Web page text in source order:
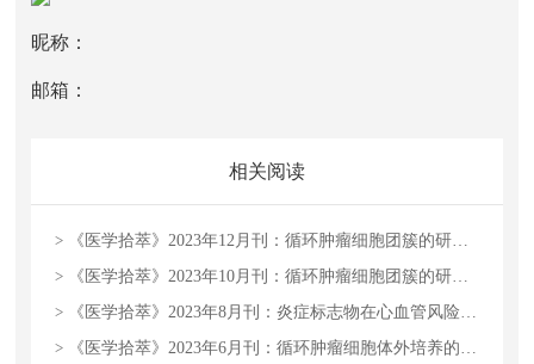
昵称：
邮箱：
相关阅读
>《医学拾萃》2023年12月刊：循环肿瘤细胞团簇的研究进展
>《医学拾萃》2023年10月刊：循环肿瘤细胞团簇的研究进展
>《医学拾萃》2023年8月刊：炎症标志物在心血管风险预测中的应用及价值
>《医学拾萃》2023年6月刊：循环肿瘤细胞体外培养的意义和成果